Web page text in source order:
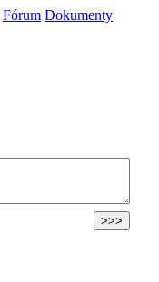
Fórum Dokumenty